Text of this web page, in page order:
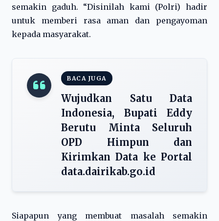
semakin gaduh. “Disinilah kami (Polri) hadir
untuk memberi rasa aman dan pengayoman
kepada masyarakat.
BACA JUGA
Wujudkan Satu Data
Indonesia, Bupati Eddy
Berutu Minta Seluruh
OPD Himpun dan
Kirimkan Data ke Portal
data.dairikab.go.id
Siapapun yang membuat masalah semakin